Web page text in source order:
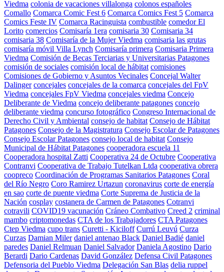
Viedma colonia de vacaciones villalonga colonos españoles
Comallo Comarca Comic Fest 6 Comarca Comics Fest 5 Comarca
Comics Feste IV Comarca Racinguista combustible comedor El
Lorito comercios Comisaría 1era comisaria 30 Comisaria 34
comisaria 38 Comisaría de la Mujer Viedma comisaria las grutas
comisaría móvil Villa Lynch Comisaría primera Comisaria Primera
Viedma Comisión de Becas Terciarias y Universitarias Patagones
comisión de sociales comisión local de hábitat comisiones
Comisiones de Gobierno y Asuntos Vecinales Concejal Walter
Dalinger concejales concejales de la comarca concejales del FpV
Viedma concejales FpV Viedma concejales viedma Concejo
Deliberante de Viedma concejo deliberante patagones concejo
deliberante viedma concurso fotográfico Congreso Internacional de
Derecho Civil y Ambiental consejo de habitat Consejo de Hábitat
Patagones Consejo de la Magistratura Consejo Escolar de Patagones
Consejo Escolar Patagones consejo local de habitat Consejo
Municipal de Hábitat Patagones cooperadora escuela 11
Cooperadora hospital Zatti Cooperativa 24 de Octubre Cooperativa
Contranvi Cooperativa de Trabajo Tutelkan Ltda cooperativa obrera
coopreco Coordinación de Programas Sanitarios Patagones Coral
del Río Negro Coro Ramirez Urtazun coronavirus corte de energía
en sao corte de puente viedma Corte Suprema de Justicia de la
Nación cosplay costanera de Carmen de Patagones Cotranvi
cotravili COVID19 vacunación Cráneo Combativo Creed 2 criminal
mambo criptomonedas CTA de los Trabajadores CTA Patagones
Ctep Viedma cupo trans Curetti - Kiciloff Currú Leuvú Curza
Curzas Damian Miler daniel antenao Black Daniel Badié daniel
paredes Daniel Relmuan Daniel Salvador Daniela Agostino Dario
Berardi Dario Cardenas David González Defensa Civil Patagones
Defensoria del Pueblo Viedma Delegación San Blas delia ruppel